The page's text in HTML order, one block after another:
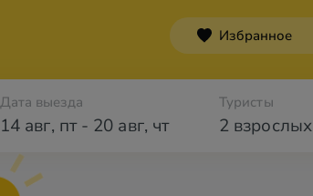
Избранное
Дата выезда
14 авг, пт- 20 авг, чт 2 взрослых
Туристы